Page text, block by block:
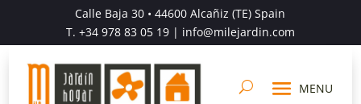
Calle Baja 30 • 44600 Alcañiz (TE) Spain
T. +34 978 83 05 19| info@milejardin.com